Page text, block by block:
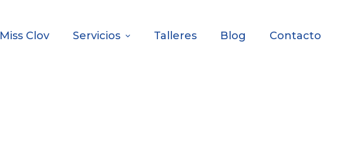
Clov Servicios Talleres Blog Contacto